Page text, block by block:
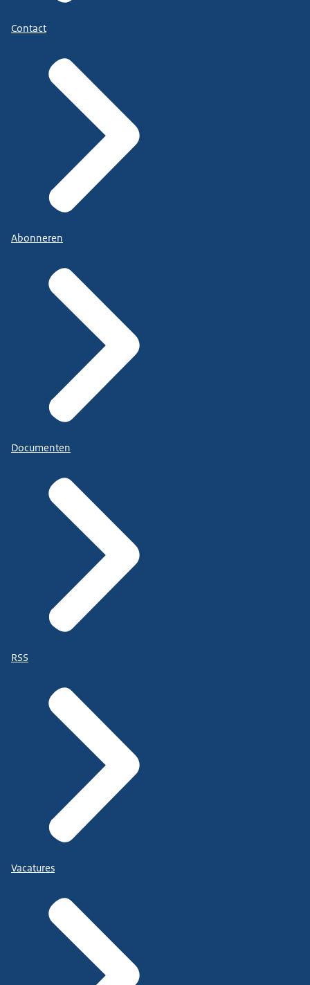
Contact
Abonneren
Documenten
RSS
Vacatures